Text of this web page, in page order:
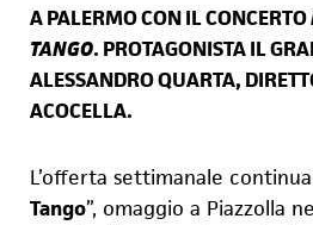
A PALERMO CON IL CONCERTO
TANGO. PROTAGONISTA IL
ALESSANDRO QUARTA,
ACOCELLA.
L’offerta settimanale
Tango”, omaggio a Piazzolla